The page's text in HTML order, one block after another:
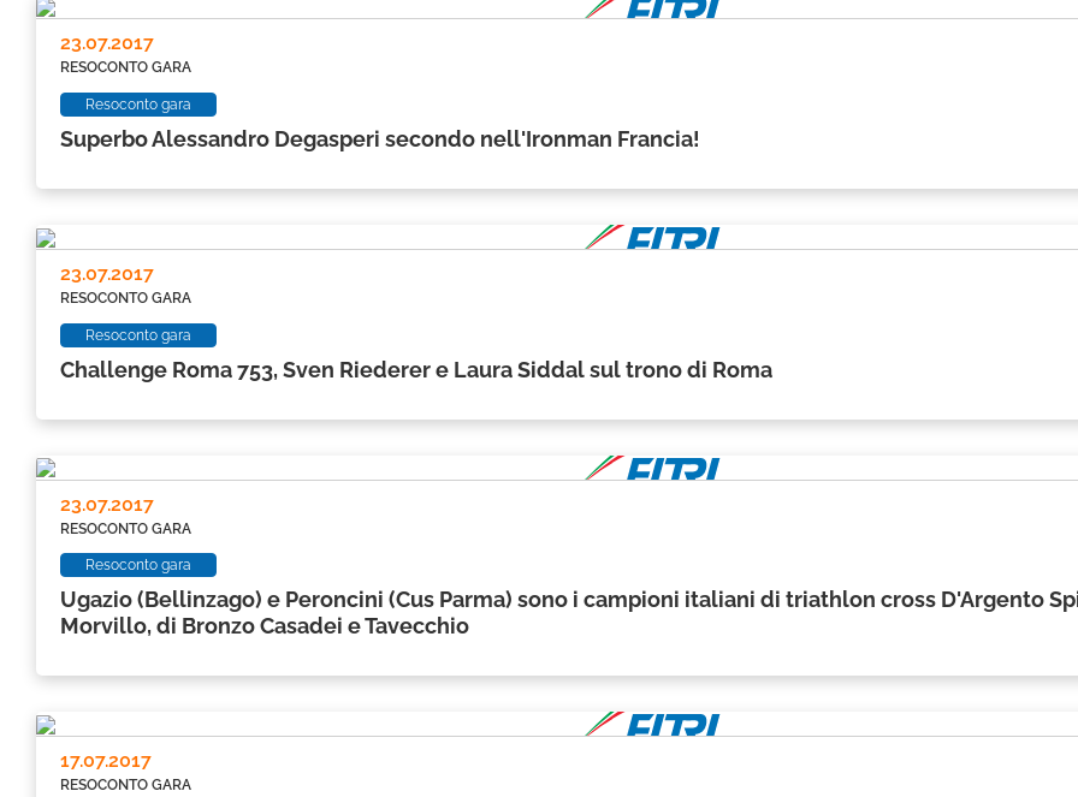
Superbo Alessandro Degasperi secondo nell'Ironman Francia!
RESOCONTO GARA
23.07.2017
Resoconto gara
Challenge Roma 753, Sven Riederer e Laura Siddal sul trono di Roma
RESOCONTO GARA
23.07.2017
Resoconto gara
Ugazio (Bellinzago) e Peroncini (Cus Parma) sono i campioni italiani di triathlon cross D'Argento
Morvillo, di Bronzo Casadei e Tavecchio
RESOCONTO GARA
23.07.2017
Resoconto gara
RESOCONTO GARA
17.07.2017